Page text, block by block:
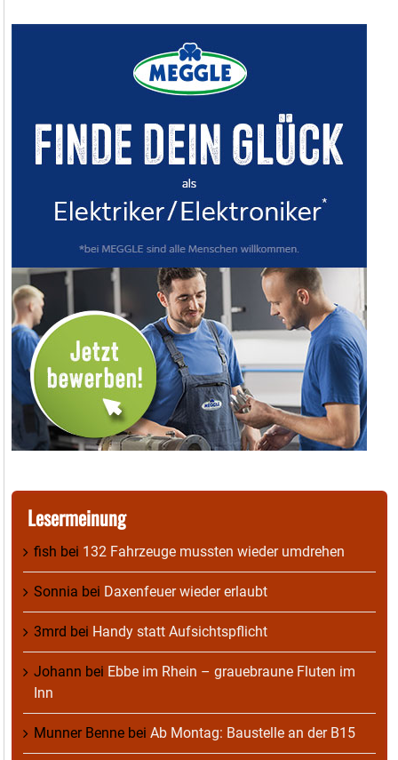
Lesermeinung
fish bei 132 Fahrzeuge mussten wieder umdrehen
Sonnia bei Daxenfeuer wieder erlaubt
3mrd bei Handy statt Aufsichtspflicht
Johann bei Ebbe im Rhein – grauebraune Fluten im
Inn
Munner Benne bei Ab Montag: Baustelle an der B15